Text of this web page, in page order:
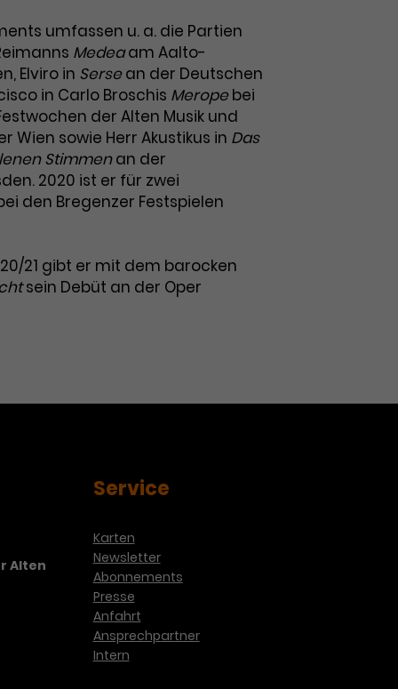
umfassen u. a. die Partien
Medeaam Aalto-
Elviro in Sersean der Deutschen
in Carlo Broschis Meropebei
der Alten Musik und
Wien sowie Herr Akustikus in Das
Stimmenan der
2020 ist er für zwei
den Bregenzer Festspielen
21 gibt er mit dem barocken
sein Debüt an der Oper
Alten
Service
Karten
Newsletter
Abonnements
Presse
Anfahrt
Ansprechpartner
Intern